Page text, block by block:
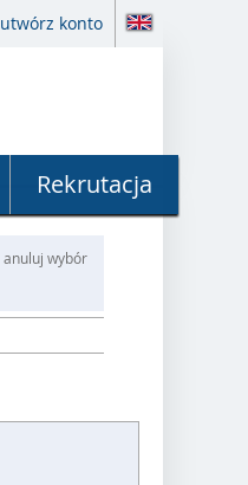
utwórz konto
Rekrutacja
anuluj wybór